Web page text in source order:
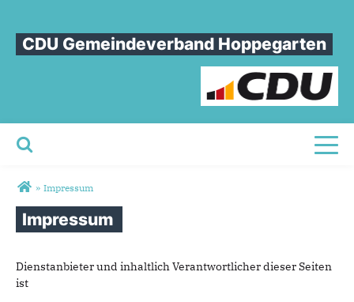
CDU Gemeindeverband Hoppegarten
Sie sind hier
» Impressum
Impressum
Dienstanbieter und inhaltlich Verantwortlicher dieser Seiten
ist